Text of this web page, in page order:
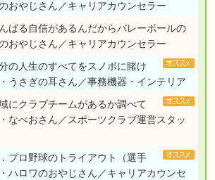
おやじさん／キャリアカウンセラー
ばる自信があるんだからバレーボールの
おやじさん／キャリアカウンセラー
の人生のすべてをスノボに賭け
うさぎの耳さん／事務機器・インテリア
にクラブチームがあるか調べて
なべおさん／スポーツクラブ運営スタッ
プロ野球のトライアウト（選手
ハロワのおやじさん／キャリアカウンセ